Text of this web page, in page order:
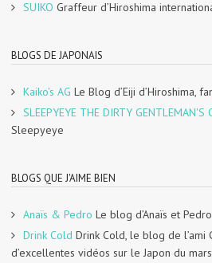
SUIKO Graffeur d’Hiroshima
BLOGS DE JAPONAIS
Kaiko's AG Le Blog d’Eiji d’Hiroshima,
SLEEPYEYE THE DIRTY GENTLEMAN'S
Sleepyeye
BLOGS QUE J'AIME BIEN
Anaïs & Pedro Le blog d’Anaïs et
Drink Cold Drink Cold, le blog de l’ami
d’excellentes vidéos sur le Japon du